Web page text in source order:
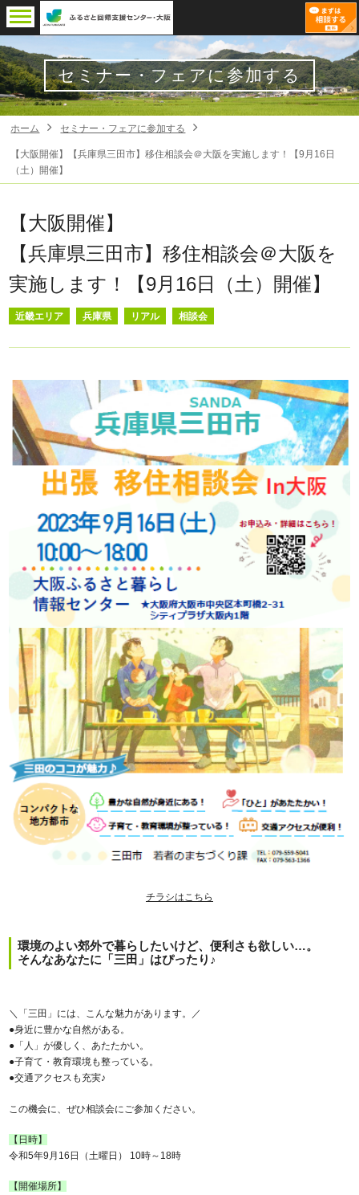
セミナー・フェアに参加する
ホーム セミナー・フェアに参加する
【大阪開催】【兵庫県三田市】移住相談会＠大阪を実施します！【9月16日
（土）開催】
【大阪開催】
【兵庫県三田市】移住相談会＠大阪を
実施します！【9月16日（土）開催】
近畿エリア 兵庫県 リアル 相談会
チラシはこちら
環境のよい郊外で暮らしたいけど、便利さも欲しい…。
そんなあなたに「三田」はぴったり♪
＼「三田」には、こんな魅力があります。／
●身近に豊かな自然がある。
●「人」が優しく、あたたかい。
●子育て・教育環境も整っている。
●交通アクセスも充実♪
この機会に、ぜひ相談会にご参加ください。
【日時】
令和5年9月16日（土曜日） 10時～18時
【開催場所】